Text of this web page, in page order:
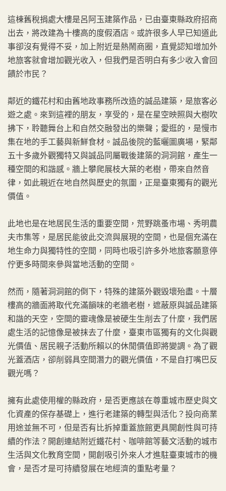
這棟舊稅捐處大樓是呂阿玉建築作品，已由臺東縣政府招商
出去，將改建為十樓高的度假酒店。或許很多人早已知道此
事卻沒有覺得不妥，加上附近是熱鬧商圈，直覺認知增加外
地旅客就會增加觀光收入，但我們是否明白有多少收入會回
饋於市民？
鄰近的鐵花村和由舊地政事務所改造的誠品建築，是旅客必
遊之處。來到這裡的朋友，享受的，是在星空映照與大樹吹
拂下，聆聽舞台上和自然交融發出的樂聲；愛逛的，是慢市
集在地的手工藝與新鮮食材。誠品後院的藍曬圖廣場，緊鄰
五十多歲外觀獨特又與誠品同屬戰後建築的洞洞館，產生一
種空間的和諧感。牆上攀爬展枝大葉的老樹，帶來自然音
律，如此親近在地自然與歷史的氛圍，正是臺東獨有的觀光
價值。
此地也是在地居民生活的重要空間，荒野跳蚤市場、秀明農
夫市集等，是居民能彼此交流與展現的空間，也是個充滿在
地生命力與獨特性的空間，同時也吸引許多外地旅客願意停
佇更多時間來參與當地活動的空間。
然而，隨著洞洞館的倒下，特殊的建築外觀毀壞殆盡。十層
樓高的牆面將取代充滿韻味的老牆老樹，遮蔽原與誠品建築
和諧的天空，空間的靈魂像是被硬生生削去了什麼，我們居
處生活的記憶像是被抹去了什麼，臺東市區獨有的文化與觀
光價值、居民親子活動所賴以的休閒價值即將變調。為了觀
光蓋酒店，卻削弱具空間潛力的觀光價值，不是自打嘴巴反
觀光嗎？
擁有此處使用權的縣政府，是否更應該在尊重城市歷史與文
化資產的保存基礎上，進行老建築的轉型與活化？投向商業
用途並無不可，但是否有比拆掉重蓋旅館更具開創性與可持
續的作法？開創連結附近鐵花村、咖啡館等藝文活動的城市
生活與文化教育空間，開創吸引外來人才進駐臺東城市的機
會，是否才是可持續發展在地經濟的重點考量？